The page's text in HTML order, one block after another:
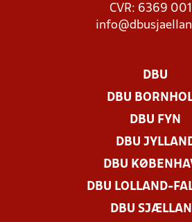
CVR: 6369
DBU
DBU
DBU FYN
DBU
DBU
DBU LOLLAND-
DBU